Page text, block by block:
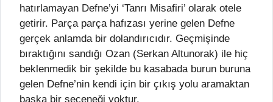
hatırlamayan Defne’yi ‘Tanrı Misafiri’ olarak otele
getirir. Parça parça hafızası yerine gelen Defne
gerçek anlamda bir dolandırıcıdır. Geçmişinde
bıraktığını sandığı Ozan (Serkan Altunorak) ile hiç
beklenmedik bir şekilde bu kasabada burun buruna
gelen Defne’nin kendi için bir çıkış yolu aramaktan
başka bir seçeneği yoktur.